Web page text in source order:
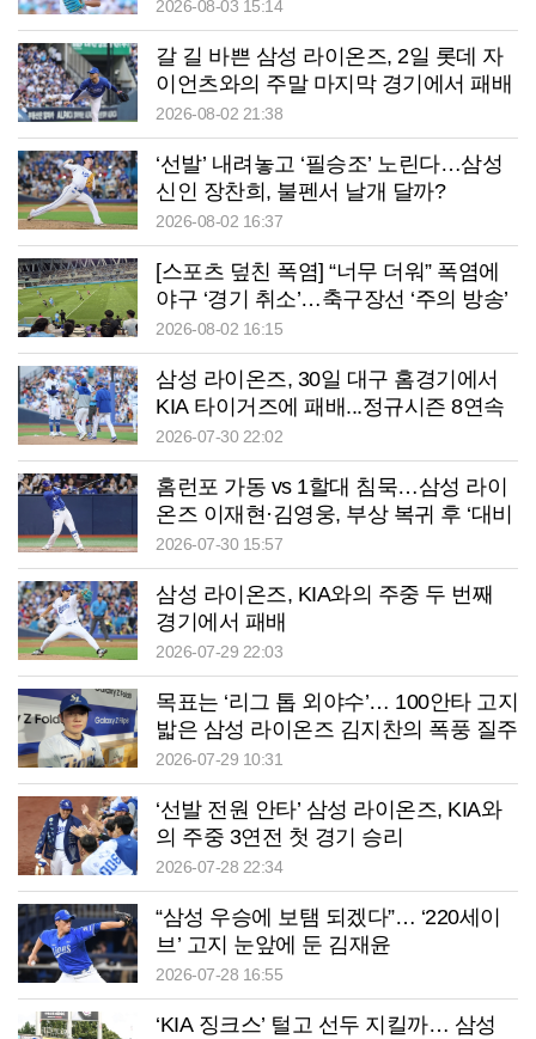
2026-08-03 15:14
갈 길 바쁜 삼성 라이온즈, 2일 롯데 자
이언츠와의 주말 마지막 경기에서 패배
2026-08-02 21:38
‘선발’ 내려놓고 ‘필승조’ 노린다…삼성
신인 장찬희, 불펜서 날개 달까?
2026-08-02 16:37
[스포츠 덮친 폭염] “너무 더워” 폭염에
야구 ‘경기 취소’…축구장선 ‘주의 방송’
2026-08-02 16:15
삼성 라이온즈, 30일 대구 홈경기에서
KIA 타이거즈에 패배...정규시즌 8연속
위닝시리즈 좌절
2026-07-30 22:02
홈런포 가동 vs 1할대 침묵…삼성 라이
온즈 이재현·김영웅, 부상 복귀 후 ‘대비
된 행보’
2026-07-30 15:57
삼성 라이온즈, KIA와의 주중 두 번째
경기에서 패배
2026-07-29 22:03
목표는 ‘리그 톱 외야수’… 100안타 고지
밟은 삼성 라이온즈 김지찬의 폭풍 질주
2026-07-29 10:31
‘선발 전원 안타’ 삼성 라이온즈, KIA와
의 주중 3연전 첫 경기 승리
2026-07-28 22:34
“삼성 우승에 보탬 되겠다”… ‘220세이
브’ 고지 눈앞에 둔 김재윤
2026-07-28 16:55
‘KIA 징크스’ 털고 선두 지킬까… 삼성